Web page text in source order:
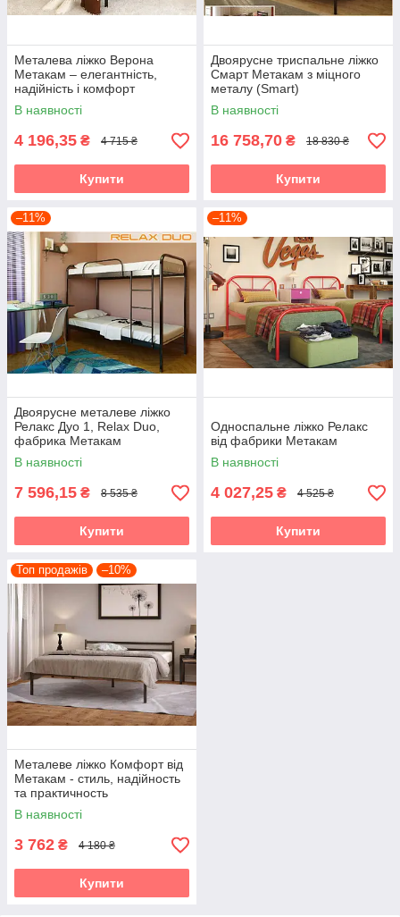
Металева ліжко Верона
Метакам – елегантність,
надійність і комфорт
В наявності
4 196,35 ₴ 4 715 ₴
Купити
Двоярусне триспальне ліжко
Смарт Метакам з міцного
металу (Smart)
В наявності
16 758,70 ₴ 18 830 ₴
Купити
–11%
Двоярусне металеве ліжко
Релакс Дуо 1, Relax Duo,
фабрика Метакам
В наявності
7 596,15 ₴ 8 535 ₴
Купити
–11%
Односпальне ліжко Релакс
від фабрики Метакам
В наявності
4 027,25 ₴ 4 525 ₴
Купити
Топ продажів –10%
Металеве ліжко Комфорт від
Метакам - стиль, надійность
та практичность
В наявності
3 762 ₴ 4 180 ₴
Купити